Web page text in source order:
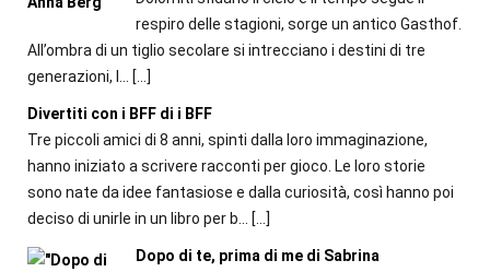
respiro delle stagioni, sorge un antico Gasthof.
All’ombra di un tiglio secolare si intrecciano i destini di tre
generazioni, l...
[…]
Divertiti con i BFF di i BFF
Tre piccoli amici di 8 anni, spinti dalla loro immaginazione,
hanno iniziato a scrivere racconti per gioco. Le loro storie
sono nate da idee fantasiose e dalla curiosità, così hanno poi
deciso di unirle in un libro per b...
[…]
Dopo di te, prima di me di Sabrina